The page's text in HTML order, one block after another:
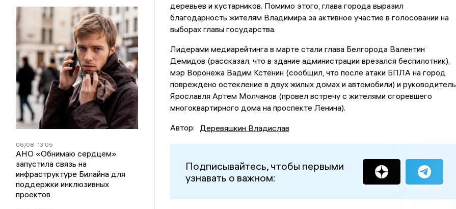
06/08 13:05
АНО «Обнимаю сердцем»
запустила связь на
инфраструктуре Билайна для
поддержки инклюзивных
проектов
деревьев и кустарников. Помимо этого, глава города выразил
благодарность жителям Владимира за активное участие в голосовании на
выборах главы государства.
Лидерами медиарейтинга в марте стали глава Белгорода Валентин
Демидов (рассказал, что в здание администрации врезался беспилотник),
мэр Воронежа Вадим Кстенин (сообщил, что после атаки БПЛА на город
повреждено остекление в двух жилых домах и автомобили) и руководитель
Ярославля Артем Молчанов (провел встречу с жителями сгоревшего
многоквартирного дома на проспекте Ленина).
Автор: Деревяшкин Владислав
Подписывайтесь, чтобы первыми
узнавать о важном: